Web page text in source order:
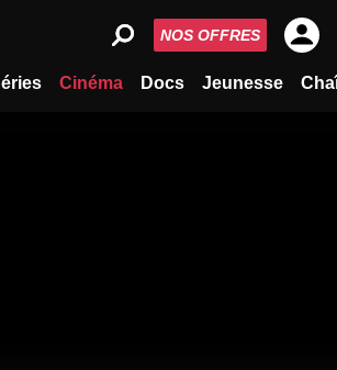
Cinéma Docs Jeunesse
NOS OFFRES